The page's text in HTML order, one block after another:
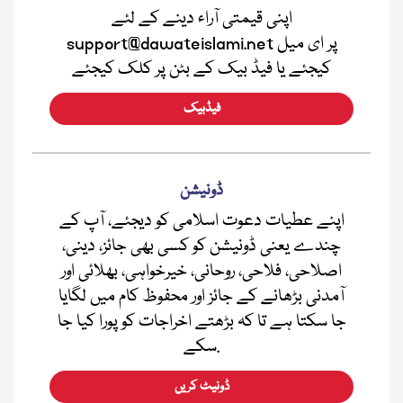
اپنی قیمتی آراء دینے کے لئے
support@dawateislami.net پر ای میل
کیجئے یا فیڈ بیک کے بٹن پر کلک کیجئے
فیڈبیک
ڈونیشن
اپنے عطیات دعوت اسلامی کو دیجئے، آپ کے
چندے یعنی ڈونیشن کو کسی بھی جائز، دینی،
اصلاحی، فلاحی، روحانی، خیرخواہی، بھلائی اور
آمدنی بڑھانے کے جائز اور محفوظ کام میں لگایا
جا سکتا ہے تا کہ بڑھتے اخراجات کو پورا کیا جا
سکے.
ڈونیٹ کریں